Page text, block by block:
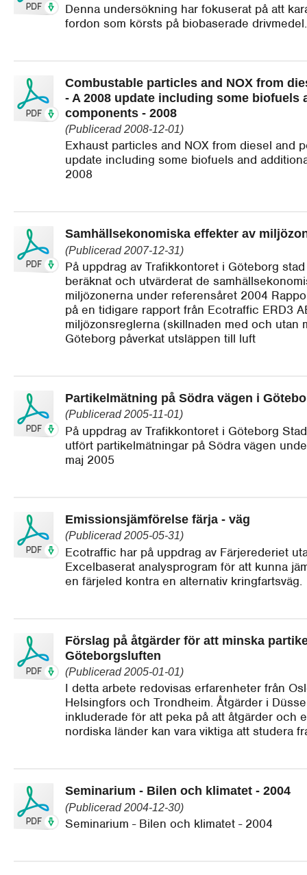
Denna undersökning har fokuserat på att
fordon som körsts på biobaserade drivmedel.
Combustable particles and NOX from
- A 2008 update including some biofuels
components - 2008
(Publicerad 2008-12-01)
Exhaust particles and NOX from diesel and
update including some biofuels and
2008
Samhällsekonomiska effekter av
(Publicerad 2007-12-31)
På uppdrag av Trafikkontoret i Göteborg
beräknat och utvärderat de
miljözonerna under referensåret 2004
på en tidigare rapport från Ecotraffic ERD3
miljözonsreglerna (skillnaden med och utan
Göteborg påverkat utsläppen till luft
Partikelmätning på Södra vägen i
(Publicerad 2005-11-01)
På uppdrag av Trafikkontoret i Göteborg
utfört partikelmätningar på Södra vägen
maj 2005
Emissionsjämförelse färja - väg
(Publicerad 2005-05-31)
Ecotraffic har på uppdrag av Färjerederiet
Excelbaserat analysprogram för att kunna
en färjeled kontra en alternativ kringfartsväg.
Förslag på åtgärder för att minska
Göteborgsluften
(Publicerad 2005-01-01)
I detta arbete redovisas erfarenheter från
Helsingfors och Trondheim. Åtgärder i
inkluderade för att peka på att åtgärder och
nordiska länder kan vara viktiga att studera
Seminarium - Bilen och klimatet - 2004
(Publicerad 2004-12-30)
Seminarium - Bilen och klimatet - 2004